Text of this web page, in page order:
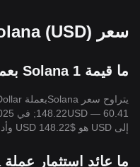
سعر Solana (USD) في 2025
ما قيمة 1 Solana بعملة 2025؟
إلى USD هو $148.22 USD وأدنى سعر صرف هو $60.41USD.
ما عائد استثمار عملة Solana في عام 2025؟